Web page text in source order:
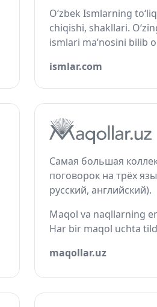
O‘zbek Ismlarning
chiqishi, shakllari.
ismlari ma’nosini bilib
ismlar.com
Самая большая
поговорок на трёх
русский, английский).
Maqol va naqllarning
Har bir maqol uchta
maqollar.uz